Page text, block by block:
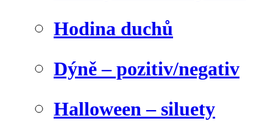
Hodina duchů
Dýně – pozitiv/negativ
Halloween – siluety